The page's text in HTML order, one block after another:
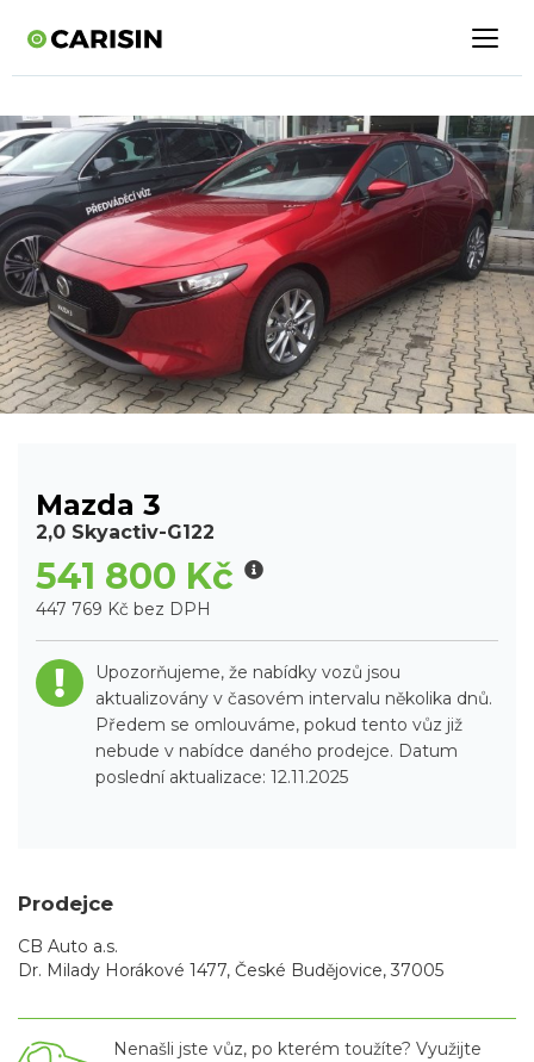
Mazda 3
2,0 Skyactiv-G122
541 800 Kč
447 769 Kč bez DPH
Upozorňujeme, že nabídky vozů jsou
aktualizovány v časovém intervalu několika dnů.
Předem se omlouváme, pokud tento vůz již
nebude v nabídce daného prodejce. Datum
poslední aktualizace: 12.11.2025
Prodejce
CB Auto a.s.
Dr. Milady Horákové 1477, České Budějovice, 37005
Nenašli jste vůz, po kterém toužíte? Využijte